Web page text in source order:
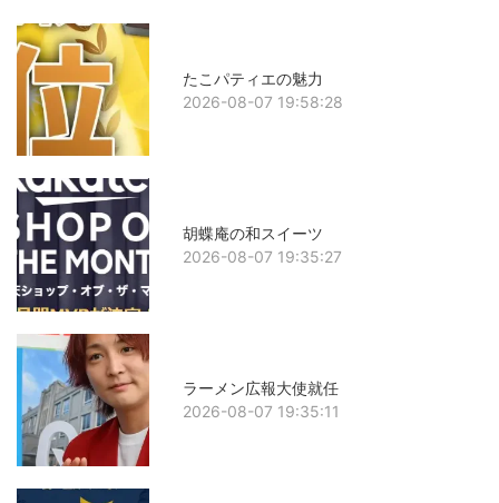
たこパティエの魅力
2026-08-07 19:58:28
胡蝶庵の和スイーツ
2026-08-07 19:35:27
ラーメン広報大使就任
2026-08-07 19:35:11